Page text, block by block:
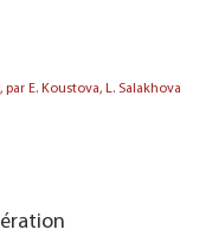
E. Koustova, L. Salakhova